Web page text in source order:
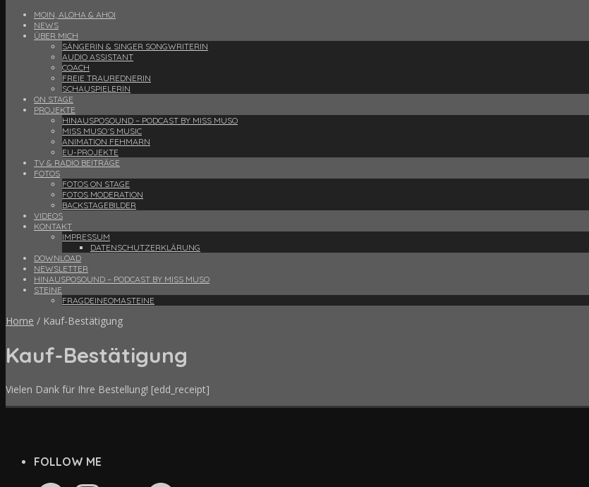
MOIN, ALOHA & AHOI
NEWS
ÜBER MICH
SÄNGERIN & SINGER SONGWRITERIN
AUDIO ASSISTANT
COACH
FREIE TRAUREDNERIN
SCHAUSPIELERIN
ON STAGE
PROJEKTE
HINAUSPOSOUND – PODCAST BY MISS MUSO
MISS MUSO´S MUSIC
ANIMATION FEHMARN
EU-PROJEKTE
TV & RADIO BEITRÄGE
FOTOS
FOTOS ON STAGE
FOTOS MODERATION
BACKSTAGEBILDER
VIDEOS
KONTAKT
IMPRESSUM
DATENSCHUTZERKLÄRUNG
DOWNLOAD
NEWSLETTER
HINAUSPOSOUND – PODCAST BY MISS MUSO
STEINE
FRAGDEINEOMASTEINE
Home / Kauf-Bestätigung
Kauf-Bestätigung
Vielen Dank für Ihre Bestellung! [edd_receipt]
FOLLOW ME
FacebookInstagram Spotify